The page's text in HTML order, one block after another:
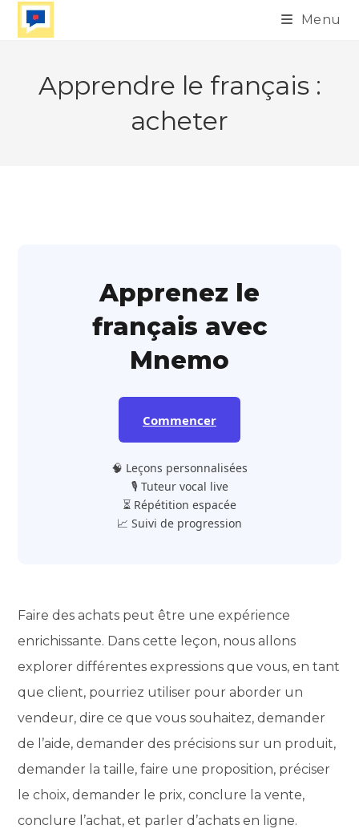
Skip
Menu
Apprendre le français :
acheter
Apprenez le
français avec
Mnemo
Commencer
🧠 Leçons personnalisées
🎙️ Tuteur vocal live
⏳ Répétition espacée
📈 Suivi de progression
Faire des achats peut être une expérience
enrichissante. Dans cette leçon, nous allons
explorer différentes expressions que vous, en tant
que client, pourriez utiliser pour aborder un
vendeur, dire ce que vous souhaitez, demander
de l’aide, demander des précisions sur un produit,
demander la taille, faire une proposition, préciser
le choix, demander le prix, conclure la vente,
conclure l’achat, et parler d’achats en ligne.